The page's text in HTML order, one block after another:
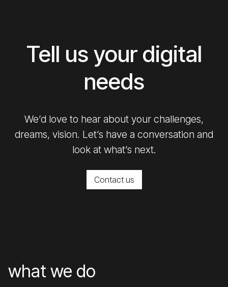
Tell us your digital
needs
We’d love to hear about your challenges,
dreams, vision. Let’s have a conversation and
look at what’s next.
Contact us
what we do